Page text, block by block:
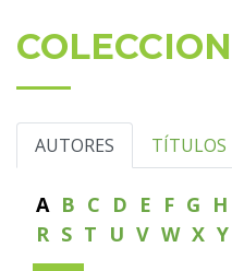
AUTORES TÍTULOS
A B C D E F G H
R S T U V W X Y